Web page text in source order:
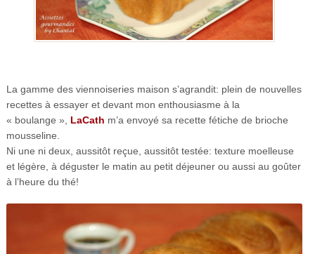
La gamme des viennoiseries maison s’agrandit: plein de nouvelles
recettes à essayer et devant mon enthousiasme à la
« boulange », LaCath m’a envoyé sa recette fétiche de brioche
mousseline.
Ni une ni deux, aussitôt reçue, aussitôt testée: texture moelleuse
et légère, à déguster le matin au petit déjeuner ou aussi au goûter
à l’heure du thé!